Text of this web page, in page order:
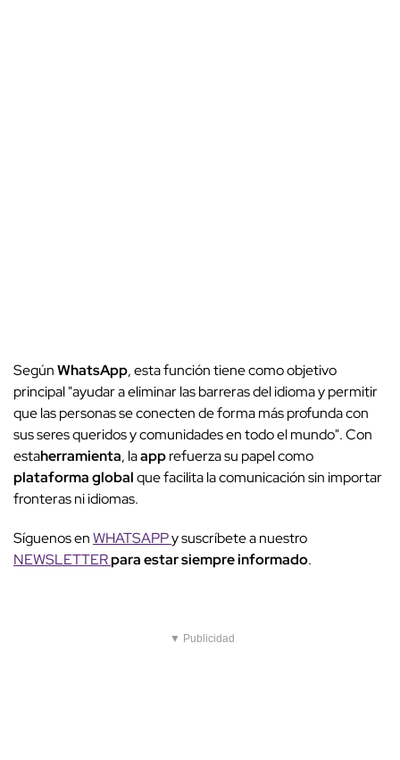
SegúnWhatsApp, esta función tiene como objetivo
principal "ayudar a eliminar las barreras del idioma y permitir
que las personas se conecten de forma más profunda con
sus seres queridos y comunidades en todo el mundo". Con
estaherramienta, laapprefuerza su papel como
plataforma globalque facilita la comunicación sin importar
fronteras ni idiomas.
Síguenos enWHATSAPPy suscríbete a nuestro
NEWSLETTERpara estar siempre informado.
▼ Publicidad